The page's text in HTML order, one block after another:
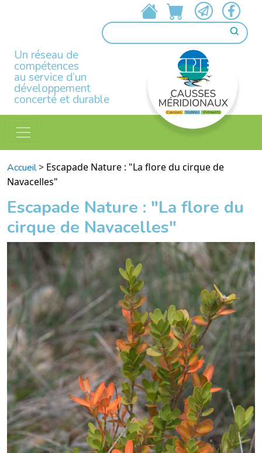
Un réseau de
compétences
au service d’un
développement
concerté et durable
Accueil> Escapade Nature : "La flore du cirque de
Navacelles"
Escapade Nature : "La flore du
cirque de Navacelles"